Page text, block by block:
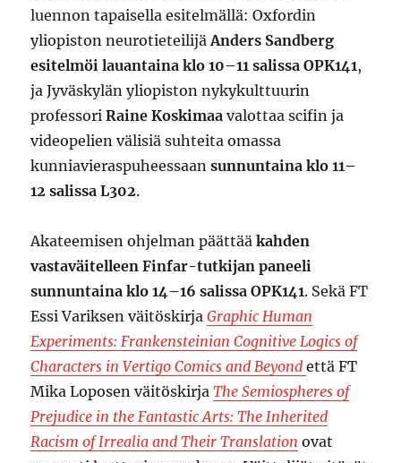
luennon tapaisella esitelmällä: Oxfordin
yliopiston neurotieteilijäAnders Sandberg
esitelmöi lauantaina klo 10–11 salissa OPK141,
ja Jyväskylän yliopiston nykykulttuurin
professoriRaine Koskimaa valottaa scifin ja
videopelien välisiä suhteita omassa
kunniavieraspuheessaan sunnuntaina klo 11–
12 salissa L302.
Akateemisen ohjelman päättääkahden
vastaväitelleen Finfar-tutkijan paneeli
sunnuntaina klo 14–16 salissa OPK141. Sekä FT
Essi Variksen väitöskirjaGraphic Human
Experiments: Frankensteinian Cognitive Logics of
Characters in Vertigo Comics and Beyond että FT
Mika Loposen väitöskirjaThe Semiospheres of
Prejudice in the Fantastic Arts: The Inherited
Racism of Irrealia and Their Translation ovat